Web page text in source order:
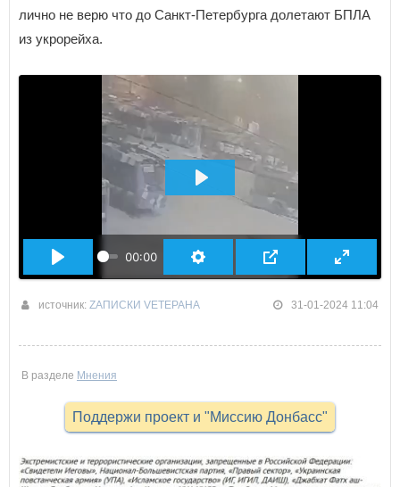
лично не верю что до Санкт-Петербурга долетают БПЛА
из укрорейха.
00:00
ВОСПРОИЗВЕСТИ
источник: ZАПИСКИ VЕТЕРАНА 31-01-2024 11:04
В разделе Мнения
Поддержи проект и "Миссию Донбасс"